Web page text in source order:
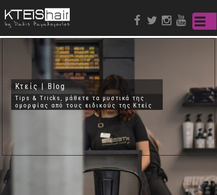
Κτείς | Blog
Tips & Tricks, μάθετε τα μυστικά της
ομορφίας από τους ειδικούς της Κτείς